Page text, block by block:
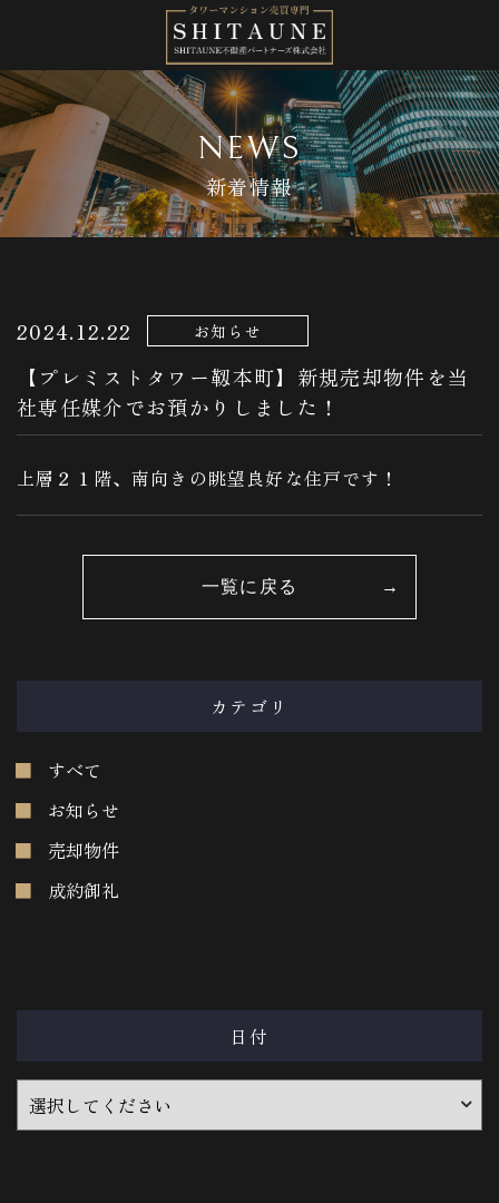
NEWS
新着情報
2024.12.22 お知らせ
【プレミストタワー靱本町】新規売却物件を当
社専任媒介でお預かりしました！
上層２１階、南向きの眺望良好な住戸です！
一覧に戻る
カテゴリ
すべて
お知らせ
売却物件
成約御礼
日付